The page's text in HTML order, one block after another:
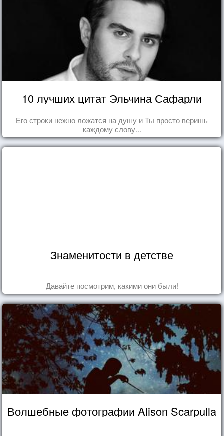
10 лучших цитат Эльчина Сафарли
Его строки нежно ложатся на душу и Ты просто веришь
каждому слову...
Знаменитости в детстве
Давайте посмотрим, какими они были!
Волшебные фотографии Alison Scarpulla